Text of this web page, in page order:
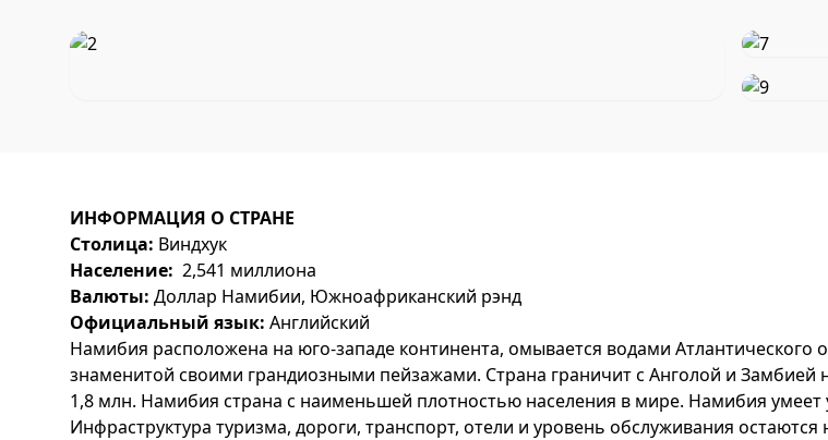
ИНФОРМАЦИЯ О СТРАНЕ
Столица: Виндхук
Население: 2,541 миллиона
Валюты: Доллар Намибии, Южноафриканский рэнд
Официальный язык: Английский
Намибия расположена на юго-западе континента, омывается водами Атлантического
знаменитой своими грандиозными пейзажами. Страна граничит с Анголой и Замбией
1,8 млн. Намибия страна с наименьшей плотностью населения в мире. Намибия умеет
Инфраструктура туризма, дороги, транспорт, отели и уровень обслуживания